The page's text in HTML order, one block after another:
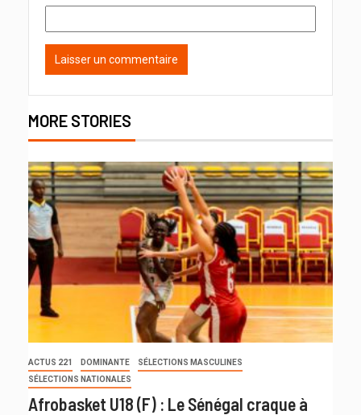
MORE STORIES
ACTUS 221 DOMINANTE
SÉLECTIONS MASCULINES
SÉLECTIONS NATIONALES
Afrobasket U18 (F) : Le Sénégal craque à